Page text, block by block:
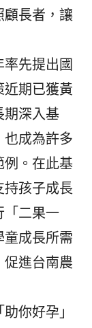
顧長者，讓
先提出國
近期已獲黃
期深入基
也成為許多
例。在此基
孩子成長
「二果一
童成長所需
促進台南農
你好孕」